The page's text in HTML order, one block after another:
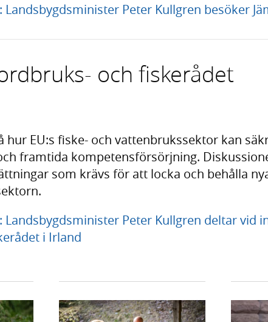
Landsbygdsminister Peter Kullgren besöker
och fiskerådet
hur EU:s fiske- och vattenbrukssektor kan
framtida kompetensförsörjning.
som krävs för att locka och behålla
Landsbygdsminister Peter Kullgren deltar vid
i Irland